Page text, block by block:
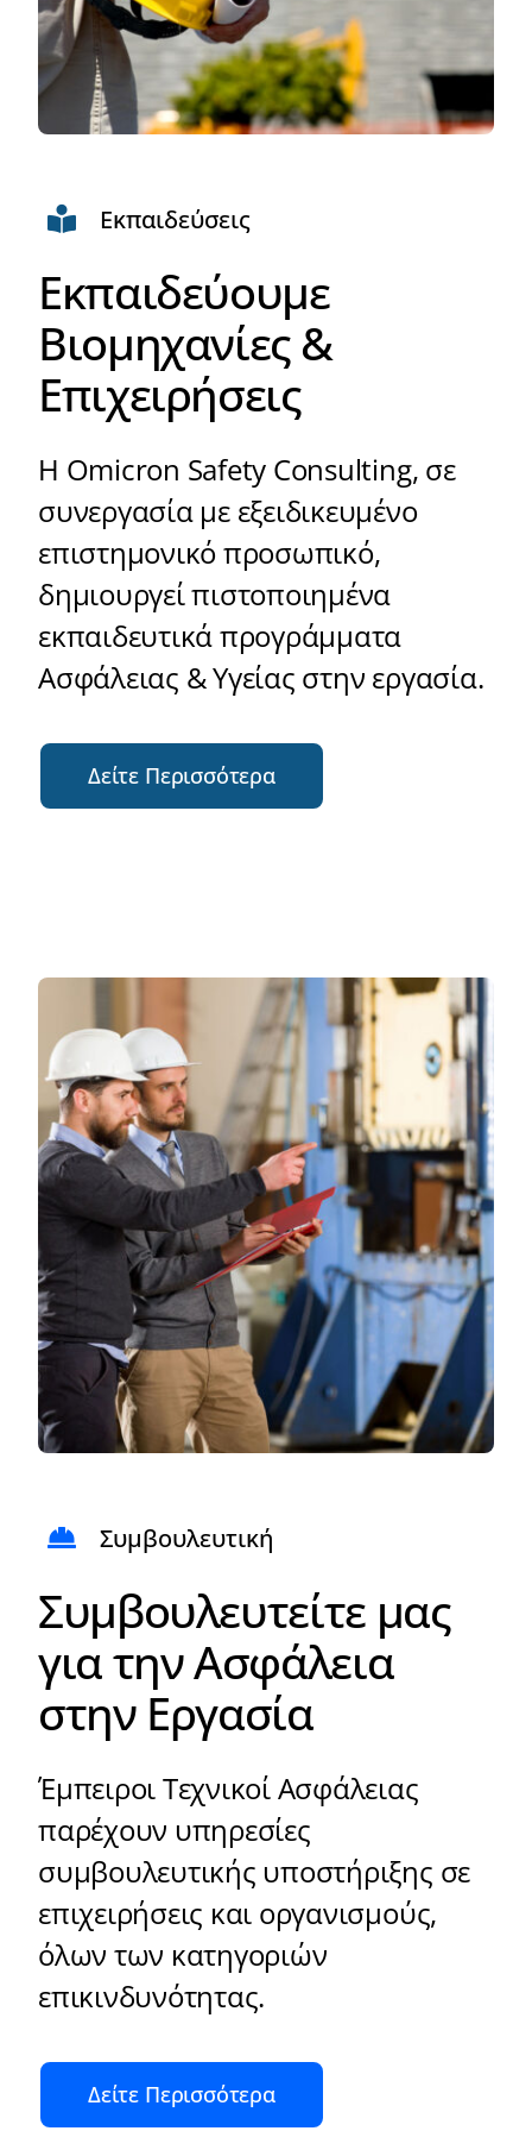
Εκπαιδεύσεις
Εκπαιδεύουμε
Βιομηχανίες &
Επιχειρήσεις
Η Omicron Safety Consulting, σε
συνεργασία με εξειδικευμένο
επιστημονικό προσωπικό,
δημιουργεί πιστοποιημένα
εκπαιδευτικά προγράμματα
Ασφάλειας & Υγείας στην εργασία.
Δείτε Περισσότερα
Συμβουλευτική
Συμβουλευτείτε μας
για την Ασφάλεια
στην Εργασία
Έμπειροι Τεχνικοί Ασφάλειας
παρέχουν υπηρεσίες
συμβουλευτικής υποστήριξης σε
επιχειρήσεις και οργανισμούς,
όλων των κατηγοριών
επικινδυνότητας.
Δείτε Περισσότερα